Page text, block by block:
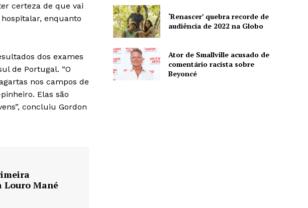
certeza de que vai
enquanto
dos exames
de Portugal. “O
nos campos de
Elas são
concluiu Gordon
Louro Mané
‘Renascer’ quebra recorde de
audiência de 2022 na Globo
Ator de Smallville acusado de
comentário racista sobre
Beyoncé